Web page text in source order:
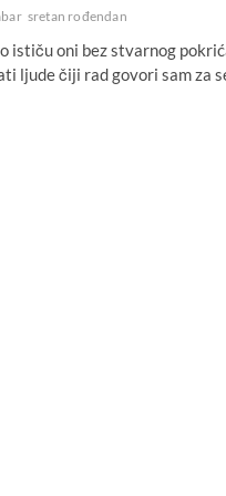
sretan rođendan
ističu oni bez stvarnog
ljude čiji rad govori sam za